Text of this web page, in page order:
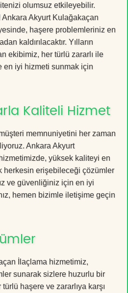
olumsuz etkileyebilir.
Akyurt Kulağakaçan
haşere problemleriniz en
kaldırılacaktır. Yılların
ekibimiz, her türlü zararlı ile
en iyi hizmeti sunmak için
Kaliteli Hizmet
memnuniyetini her zaman
Ankara Akyurt
yüksek kaliteyi en
herkesin erişebileceği çözümler
ve güvenliğiniz için en iyi
hemen bizimle iletişime geçin
İlaçlama hizmetimiz,
sunarak sizlere huzurlu bir
haşere ve zararlıya karşı